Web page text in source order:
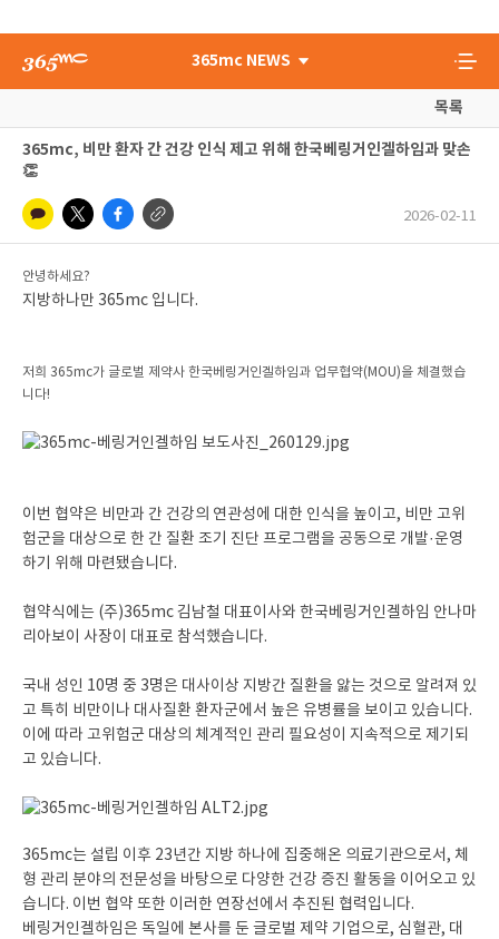
365mc NEWS
목록
365mc, 비만 환자 간 건강 인식 제고 위해 한국베링거인겔하임과 맞손
👏
2026-02-11
안녕하세요?
지방하나만 365mc 입니다.
저희 365mc가 글로벌 제약사 한국베링거인겔하임과 업무협약(MOU)을 체결했습
니다!
이번 협약은 비만과 간 건강의 연관성에 대한 인식을 높이고, 비만 고위
험군을 대상으로 한 간 질환 조기 진단 프로그램을 공동으로 개발·운영
하기 위해 마련됐습니다.
협약식에는 (주)365mc 김남철 대표이사와 한국베링거인겔하임 안나마
리아보이 사장이 대표로 참석했습니다.
국내 성인 10명 중 3명은 대사이상 지방간 질환을 앓는 것으로 알려져 있
고 특히 비만이나 대사질환 환자군에서 높은 유병률을 보이고 있습니다.
이에 따라 고위험군 대상의 체계적인 관리 필요성이 지속적으로 제기되
고 있습니다.
365mc는 설립 이후 23년간 지방 하나에 집중해온 의료기관으로서, 체
형 관리 분야의 전문성을 바탕으로 다양한 건강 증진 활동을 이어오고 있
습니다. 이번 협약 또한 이러한 연장선에서 추진된 협력입니다.
베링거인겔하임은 독일에 본사를 둔 글로벌 제약 기업으로, 심혈관, 대